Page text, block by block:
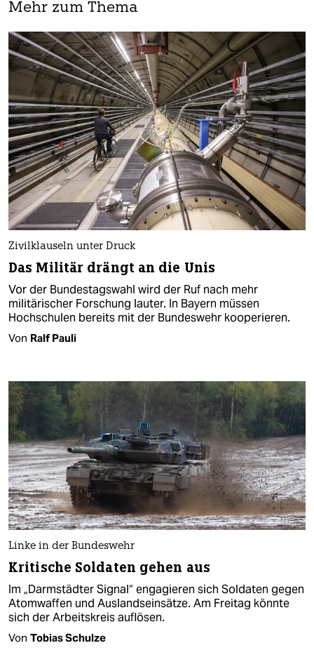
Mehr zum Thema
Zivilklauseln unter Druck
Das Militär drängt an die Unis
Vor der Bundestagswahl wird der Ruf nach mehr
militärischer Forschung lauter. In Bayern müssen
Hochschulen bereits mit der Bundeswehr kooperieren.
Von Ralf Pauli
Linke in der Bundeswehr
Kritische Soldaten gehen aus
Im „Darmstädter Signal“ engagieren sich Soldaten gegen
Atomwaffen und Auslandseinsätze. Am Freitag könnte
sich der Arbeitskreis auflösen.
Von Tobias Schulze